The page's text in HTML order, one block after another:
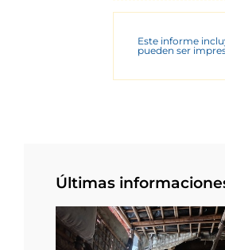
Este informe
pueden ser
Últimas